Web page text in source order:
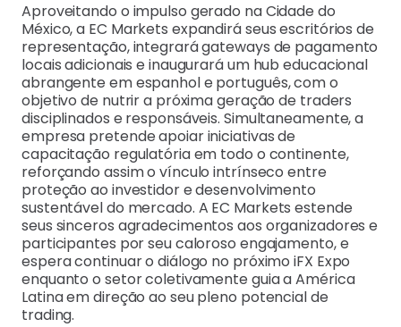
Aproveitando o impulso gerado na Cidade do
México, a EC Markets expandirá seus escritórios de
representação, integrará gateways de pagamento
locais adicionais e inaugurará um hub educacional
abrangente em espanhol e português, com o
objetivo de nutrir a próxima geração de traders
disciplinados e responsáveis. Simultaneamente, a
empresa pretende apoiar iniciativas de
capacitação regulatória em todo o continente,
reforçando assim o vínculo intrínseco entre
proteção ao investidor e desenvolvimento
sustentável do mercado. A EC Markets estende
seus sinceros agradecimentos aos organizadores e
participantes por seu caloroso engajamento, e
espera continuar o diálogo no próximo iFX Expo
enquanto o setor coletivamente guia a América
Latina em direção ao seu pleno potencial de
trading.